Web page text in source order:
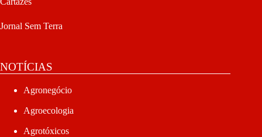
Jornal Sem Terra
NOTÍCIAS
Agronegócio
Agroecologia
Agrotóxicos